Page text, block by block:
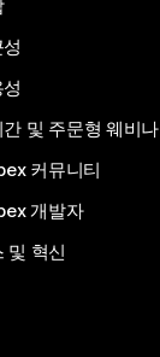
간 및 주문형 웨비나
커뮤니티
개발자
및 혁신